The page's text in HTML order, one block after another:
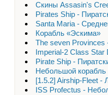
Скины Assasin's
Pirates Ship -
Santa Maria -
Корабль «Эскима»
The seven Provinces
Imperial-2 Class Star
Pirate Ship -
Небольшой корабль
[1.5.2] Airship-Fleet -
ISS Profectus -